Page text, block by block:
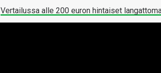
Vertailussa alle 200 euron hintaiset